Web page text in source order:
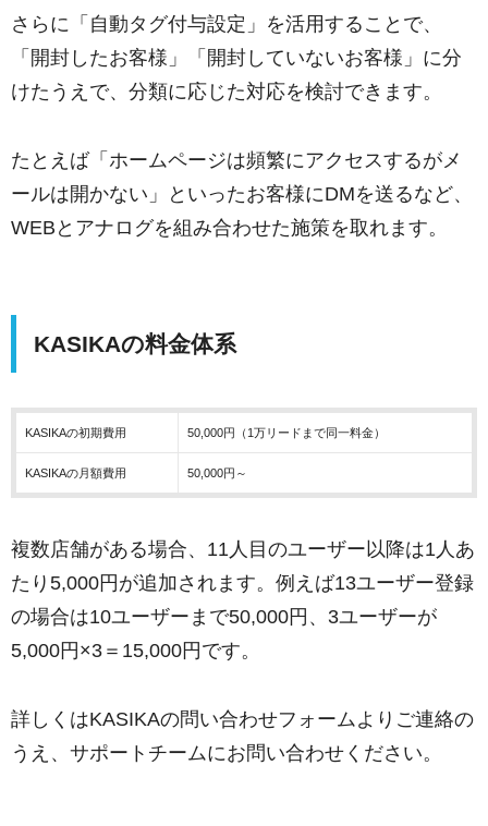
さらに「自動タグ付与設定」を活用することで、
「開封したお客様」「開封していないお客様」に分
けたうえで、分類に応じた対応を検討できます。
たとえば「ホームページは頻繁にアクセスするがメ
ールは開かない」といったお客様にDMを送るなど、
WEBとアナログを組み合わせた施策を取れます。
KASIKAの料金体系
KASIKAの初期費用 50,000円（1万リードまで同一料金）
KASIKAの月額費用 50,000円～
複数店舗がある場合、11人目のユーザー以降は1人あ
たり5,000円が追加されます。例えば13ユーザー登録
の場合は10ユーザーまで50,000円、3ユーザーが
5,000円×3＝15,000円です。
詳しくはKASIKAの問い合わせフォームよりご連絡の
うえ、サポートチームにお問い合わせください。